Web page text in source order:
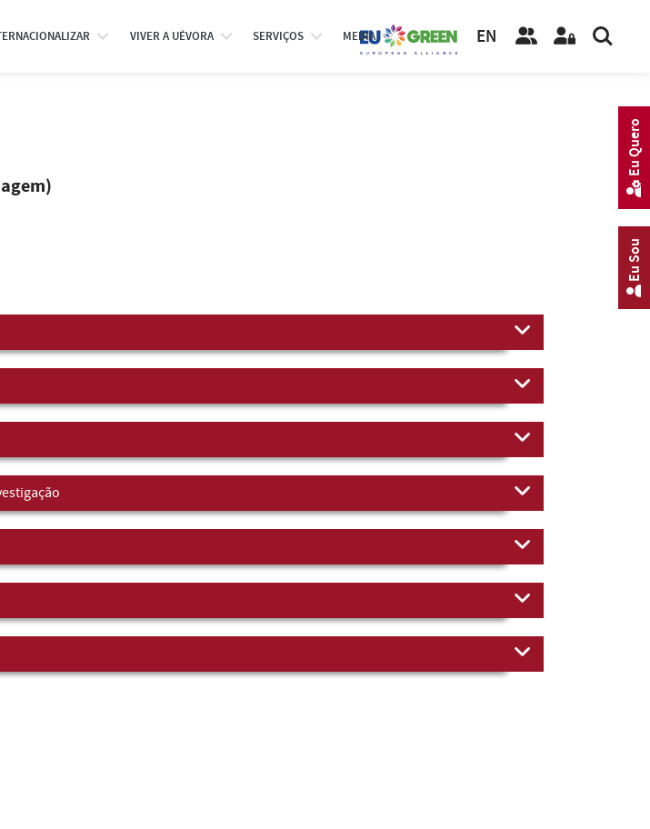
VIVER A UÉVORA SERVIÇOS MEDIA EN
Eu Sou
Eu Quero